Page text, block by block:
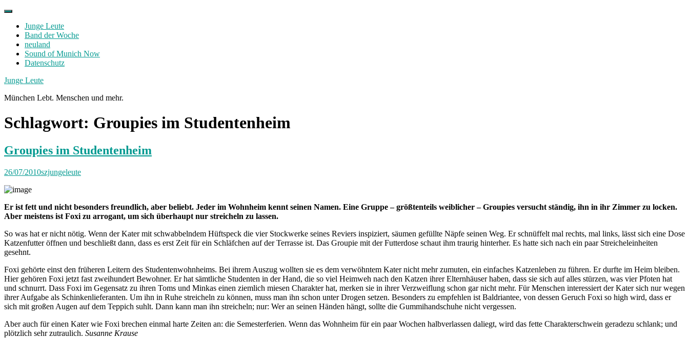
Skip
contentJunge Leute
Band der Woche
neuland
Sound of Munich Now
Datenschutz
Facebook
Twitter
Instagram
Junge Leute
München Lebt. Menschen und mehr.
Schlagwort: Groupies im Studentenheim
Groupies im Studentenheim
26/07/2010szjungeleute
Er ist fett und nicht besonders freundlich, aber beliebt. Jeder im Wohnheim kennt seinen Namen. Eine Gruppe – größtenteils weiblicher – Groupies versucht ständig, ihn in ihr Zimmer zu locken.
Aber meistens ist Foxi zu arrogant, um sich überhaupt nur streicheln zu lassen.
So was hat er nicht nötig. Wenn der Kater mit schwabbelndem Hüftspeck die vier Stockwerke seines Reviers inspiziert, säumen gefüllte Näpfe seinen Weg. Er schnüffelt mal rechts, mal links, lässt sich eine Dose
Katzenfutter öffnen und beschließt dann, dass es erst Zeit für ein Schläfchen auf der Terrasse ist. Das Groupie mit der Futterdose schaut ihm traurig hinterher. Es hatte sich nach ein paar Streicheleinheiten
gesehnt.
Foxi gehörte einst den früheren Leitern des Studentenwohnheims. Bei ihrem Auszug wollten sie es dem verwöhntem Kater nicht mehr zumuten, ein einfaches Katzenleben zu führen. Er durfte im Heim bleiben.
Hier gehören Foxi jetzt fast zweihundert Bewohner. Er hat sämtliche Studenten in der Hand, die so viel Heimweh nach den Katzen ihrer Elternhäuser haben, dass sie sich auf alles stürzen, was vier Pfoten hat
und schnurrt. Dass Foxi im Gegensatz zu ihren Toms und Minkas einen ziemlich miesen Charakter hat, merken sie in ihrer Verzweiflung schon gar nicht mehr. Für Menschen interessiert der Kater sich nur wegen
ihrer Aufgabe als Schinkenlieferanten. Um ihn in Ruhe streicheln zu können, muss man ihn schon unter Drogen setzen. Besonders zu empfehlen ist Baldriantee, von dessen Geruch Foxi so high wird, dass er
sich mit großen Augen auf dem Teppich suhlt. Dann kann man ihn streicheln; nur: Wer an seinen Händen hängt, sollte die Gummihandschuhe nicht vergessen.
Aber auch für einen Kater wie Foxi brechen einmal harte Zeiten an: die Semesterferien. Wenn das Wohnheim für ein paar Wochen halbverlassen daliegt, wird das fette Charakterschwein geradezu schlank; und
plötzlich sehr zutraulich. Susanne Krause